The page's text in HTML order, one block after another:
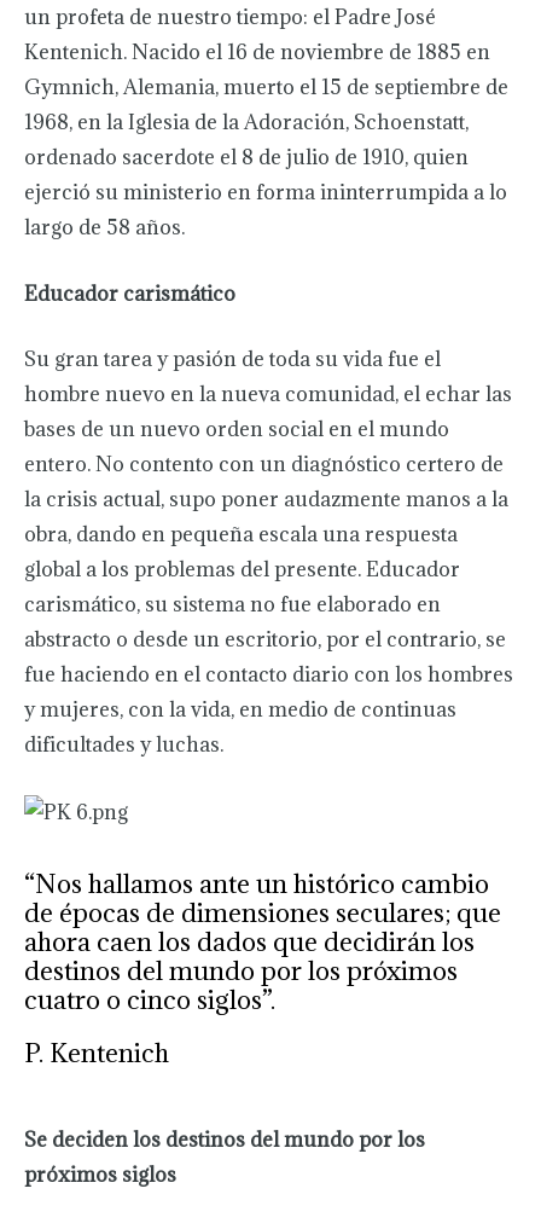
un profeta de nuestro tiempo: el Padre José
Kentenich. Nacido el 16 de noviembre de 1885 en
Gymnich, Alemania, muerto el 15 de septiembre de
1968, en la Iglesia de la Adoración, Schoenstatt,
ordenado sacerdote el 8 de julio de 1910, quien
ejerció su ministerio en forma ininterrumpida a lo
largo de 58 años.
Educador carismático
Su gran tarea y pasión de toda su vida fue el
hombre nuevo en la nueva comunidad, el echar las
bases de un nuevo orden social en el mundo
entero. No contento con un diagnóstico certero de
la crisis actual, supo poner audazmente manos a la
obra, dando en pequeña escala una respuesta
global a los problemas del presente. Educador
carismático, su sistema no fue elaborado en
abstracto o desde un escritorio, por el contrario, se
fue haciendo en el contacto diario con los hombres
y mujeres, con la vida, en medio de continuas
dificultades y luchas.
“Nos hallamos ante un histórico cambio
de épocas de dimensiones seculares; que
ahora caen los dados que decidirán los
destinos del mundo por los próximos
cuatro o cinco siglos”.
P. Kentenich
Se deciden los destinos del mundo por los
próximos siglos